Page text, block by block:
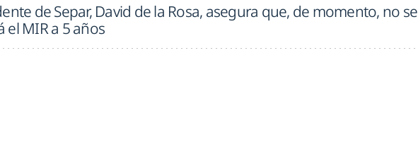
de Separ, David de la Rosa, asegura que, de momento, no se
el MIR a 5 años